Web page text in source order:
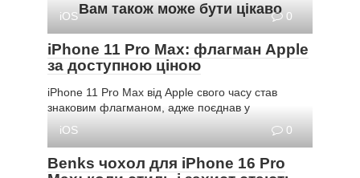
Вам також може бути цікаво
iOS 0
iPhone 11 Pro Max: флагман Apple
за доступною ціною
iPhone 11 Pro Max від Apple свого часу став
знаковим флагманом, адже поєднав у
iOS
0
Benks чохол для iPhone 16 Pro